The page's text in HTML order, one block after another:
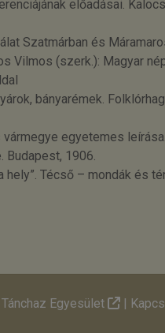
előadásai.
Szatmárban és
Vilmos (szerk.): Magyar
bányarémek.
egyetemes
Budapest, 1906.
Técső – mondák és
Tánchaz Egyesület |